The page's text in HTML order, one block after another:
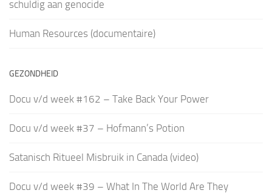
schuldig aan genocide
Human Resources (documentaire)
GEZONDHEID
Docu v/d week #162 – Take Back Your Power
Docu v/d week #37 – Hofmann’s Potion
Satanisch Ritueel Misbruik in Canada (video)
Docu v/d week #39 – What In The World Are They